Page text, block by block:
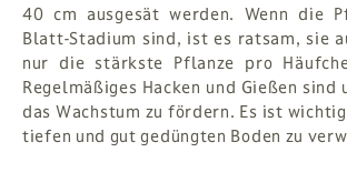
40 cm ausgesät werden. Wenn die
Blatt-Stadium sind, ist es ratsam, sie
nur die stärkste Pflanze pro
Regelmäßiges Hacken und Gießen sind
das Wachstum zu fördern. Es ist
tiefen und gut gedüngten Boden zu